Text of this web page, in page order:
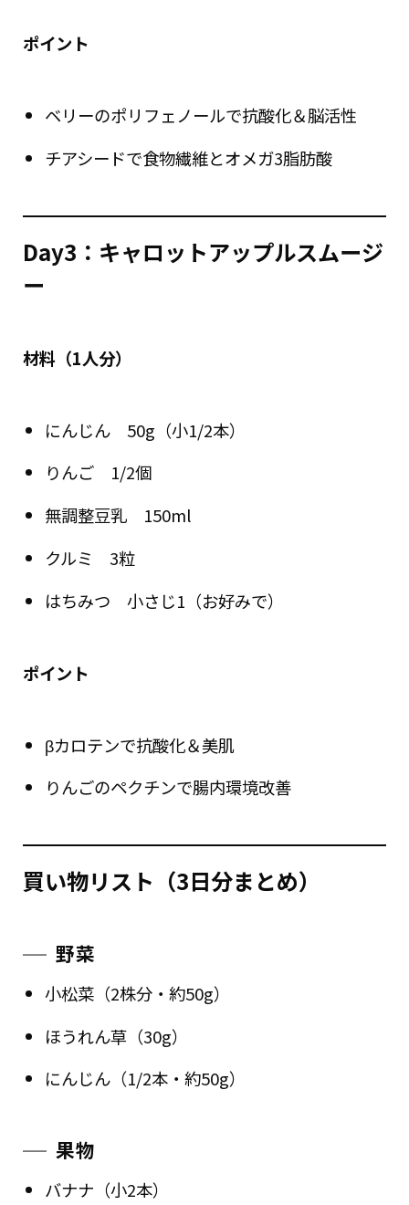
ポイント
ベリーのポリフェノールで抗酸化＆脳活性
チアシードで食物繊維とオメガ3脂肪酸
Day3：キャロットアップルスムージ
ー
材料（1人分）
にんじん 50g（小1/2本）
りんご 1/2個
無調整豆乳 150ml
クルミ 3粒
はちみつ 小さじ1（お好みで）
ポイント
βカロテンで抗酸化＆美肌
りんごのペクチンで腸内環境改善
買い物リスト（3日分まとめ）
野菜
小松菜（2株分・約50g）
ほうれん草（30g）
にんじん（1/2本・約50g）
果物
バナナ（小2本）